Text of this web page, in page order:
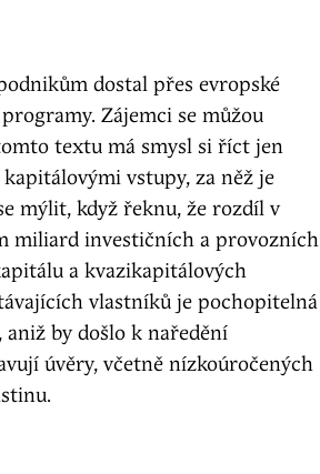
dostal přes evropské
Zájemci se můžou
textu má smysl si říct jen
vstupy, za něž je
mýlit, když řeknu, že rozdíl v
miliard investičních a provozních
a kvazikapitálových
vlastníků je pochopitelná
by došlo k naředění
úvěry, včetně nízkoúročených